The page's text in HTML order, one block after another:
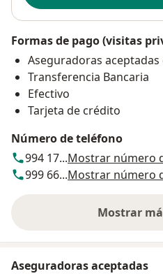
Formas de pago (visitas
Aseguradoras
Transferencia Bancaria
Efectivo
Tarjeta de crédito
Número de teléfono
994 17...Mostrar número
999 66...Mostrar número
Mostrar
Aseguradoras aceptadas